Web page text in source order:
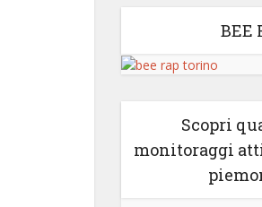
BEE
Scopri
monitoraggi